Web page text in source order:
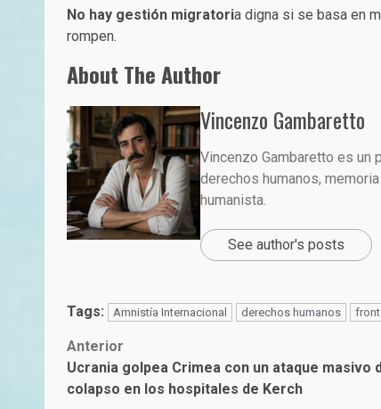
No hay gestión migratoria digna si se basa en
rompen.
About The Author
Vincenzo Gambaretto
Vincenzo Gambaretto es un
derechos humanos,
humanista.
See author's posts
Tags: Amnistía Internacional derechos humanos
Post
navigation
Anterior
Ucrania golpea Crimea con un ataque
colapso en los hospitales de Kerch